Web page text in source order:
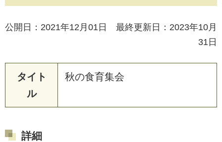
公開日：2021年12月01日 最終更新日：2023年10月
31日
タイト
ル
秋の食育集会
詳細